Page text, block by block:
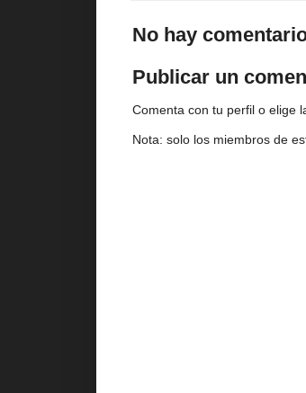
No hay
Publicar un
Comenta con tu perfil o elige
Nota: solo los miembros de